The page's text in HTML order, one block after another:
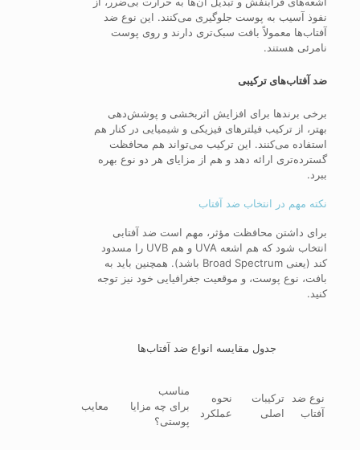
نفوذ آسیب به پوست جلوگیری می‌کنند. این نوع ضد
آفتاب‌ها معمولاً بافت سبک‌تری دارند و روی پوست
نامرئی هستند.
ضد آفتاب‌های ترکیبی
برخی برندها برای افزایش اثربخشی و پوشش‌دهی
بهتر، از ترکیب فیلترهای فیزیکی و شیمیایی در کنار هم
استفاده می‌کنند. این ترکیب می‌تواند هم محافظت
گسترده‌تری ارائه دهد و هم از مزایای هر دو نوع بهره
ببرد.
نکته مهم در انتخاب ضد آفتاب
برای داشتن محافظت مؤثر، مهم است ضد آفتابی
انتخاب شود که هم اشعه UVA و هم UVB را مسدود
کند (یعنی Broad Spectrum باشد). همچنین باید به
بافت، نوع پوست، و موقعیت جغرافیایی خود نیز توجه
کنید.
جدول مقایسه انواع ضد آفتاب‌ها
نوع ضد
آفتاب
ترکیبات
اصلی
نحوه
عملکرد
مناسب
برای چه
پوستی؟
مزایا معایب